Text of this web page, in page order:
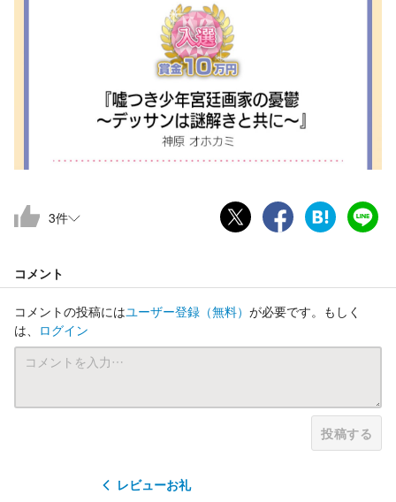
3件
コメント
コメントの投稿にはユーザー登録 （無料） が必要です。もしく
は、 ログイン
投稿する
レビューお礼